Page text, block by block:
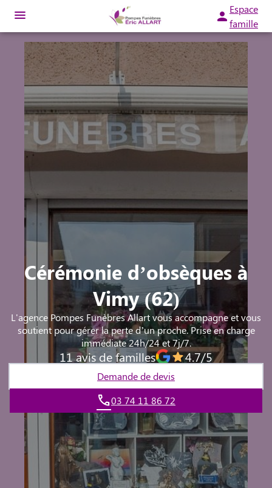
Espace
famille
ORGANISER DES OBSÈQUES
PRÉVOIR SES OBSÈQUES
MONUMENTS FUNÉRAIRES
NOTRE AGENCE
NOTRE CHAMBRE FUNÉRAIRE
SERVICES AUX FAMILLES
ESPACES HOMMAGES
Cérémonie d’obsèques à
Vimy (62)
L'agence Pompes Funèbres Allart vous accompagne et vous
soutient pour gérer la perte d’un proche. Prise en charge
immédiate 24h/24 et 7j/7.
11 avis de familles 4.7/5
Demande de devis
03 74 11 86 72